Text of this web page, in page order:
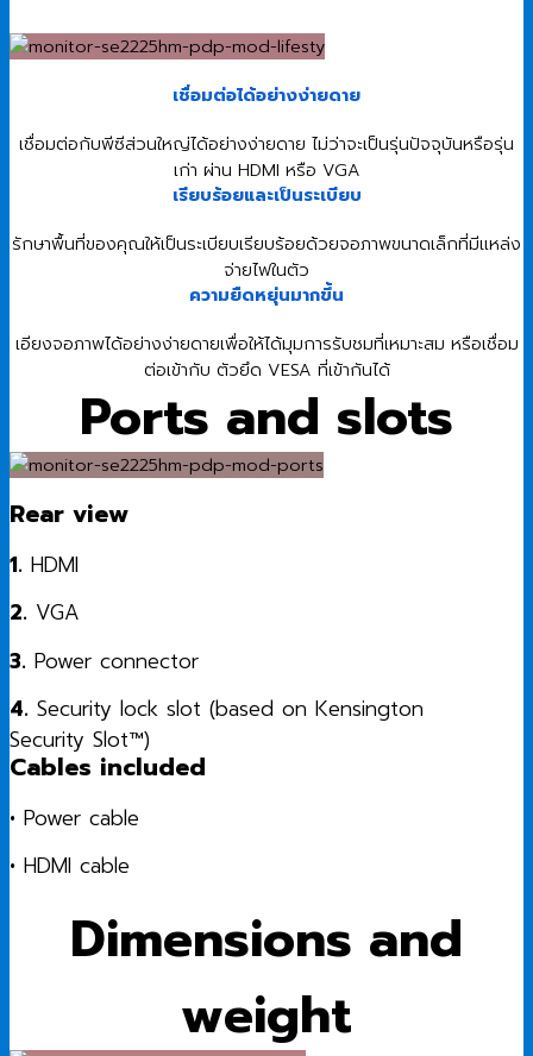
เชื่อมต่อได้อย่างง่ายดาย
เชื่อมต่อกับพีซีส่วนใหญ่ได้อย่างง่ายดาย ไม่ว่าจะเป็นรุ่นปัจจุบันหรือรุ่น
เก่า ผ่าน HDMI หรือ VGA
เรียบร้อยและเป็นระเบียบ
รักษาพื้นที่ของคุณให้เป็นระเบียบเรียบร้อยด้วยจอภาพขนาดเล็กที่มีแหล่ง
จ่ายไฟในตัว
ความยืดหยุ่นมากขึ้น
เอียงจอภาพได้อย่างง่ายดายเพื่อให้ได้มุมการรับชมที่เหมาะสม หรือเชื่อม
ต่อเข้ากับ ตัวยึด VESA ที่เข้ากันได้
Ports and slots
Rear view
1. HDMI
2. VGA
3. Power connector
4. Security lock slot (based on Kensington
Security Slot™)
Cables included
• Power cable
• HDMI cable
Dimensions and
weight